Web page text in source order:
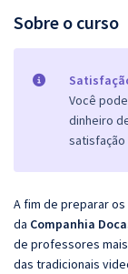
Sobre o curso
Você
dinheiro
satisfação
A fim de preparar
da Companhia
de professores
das tradicionais